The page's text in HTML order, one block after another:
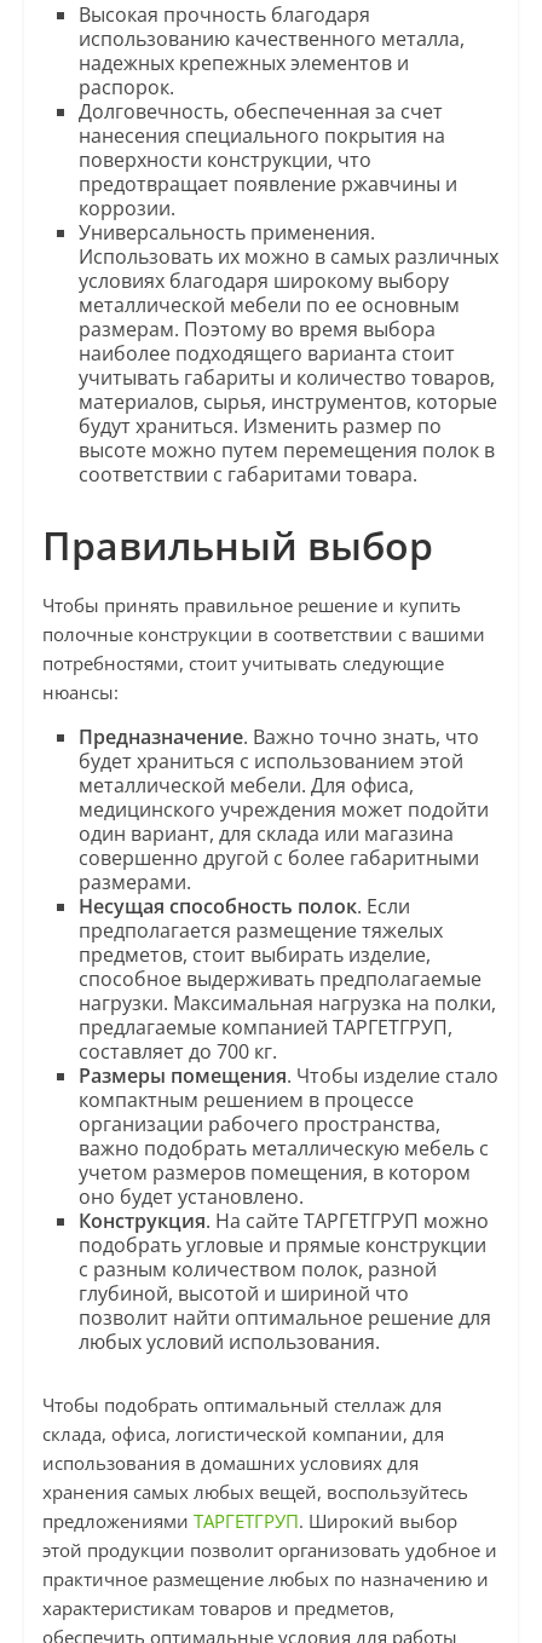
Высокая прочность благодаря
использованию качественного металла,
надежных крепежных элементов и
распорок.
Долговечность, обеспеченная за счет
нанесения специального покрытия на
поверхности конструкции, что
предотвращает появление ржавчины и
коррозии.
Универсальность применения.
Использовать их можно в самых различных
условиях благодаря широкому выбору
металлической мебели по ее основным
размерам. Поэтому во время выбора
наиболее подходящего варианта стоит
учитывать габариты и количество товаров,
материалов, сырья, инструментов, которые
будут храниться. Изменить размер по
высоте можно путем перемещения полок в
соответствии с габаритами товара.
Правильный выбор
Чтобы принять правильное решение и купить
полочные конструкции в соответствии с вашими
потребностями, стоит учитывать следующие
нюансы:
Предназначение. Важно точно знать, что
будет храниться с использованием этой
металлической мебели. Для офиса,
медицинского учреждения может подойти
один вариант, для склада или магазина
совершенно другой с более габаритными
размерами.
Несущая способность полок. Если
предполагается размещение тяжелых
предметов, стоит выбирать изделие,
способное выдерживать предполагаемые
нагрузки. Максимальная нагрузка на полки,
предлагаемые компанией ТАРГЕТГРУП,
составляет до 700 кг.
Размеры помещения. Чтобы изделие стало
компактным решением в процессе
организации рабочего пространства,
важно подобрать металлическую мебель с
учетом размеров помещения, в котором
оно будет установлено.
Конструкция. На сайте ТАРГЕТГРУП можно
подобрать угловые и прямые конструкции
с разным количеством полок, разной
глубиной, высотой и шириной что
позволит найти оптимальное решение для
любых условий использования.
Чтобы подобрать оптимальный стеллаж для
склада, офиса, логистической компании, для
использования в домашних условиях для
хранения самых любых вещей, воспользуйтесь
предложениями ТАРГЕТГРУП. Широкий выбор
этой продукции позволит организовать удобное и
практичное размещение любых по назначению и
характеристикам товаров и предметов,
обеспечить оптимальные условия для работы